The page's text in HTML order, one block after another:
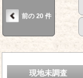
前の 20 件
現地未調査